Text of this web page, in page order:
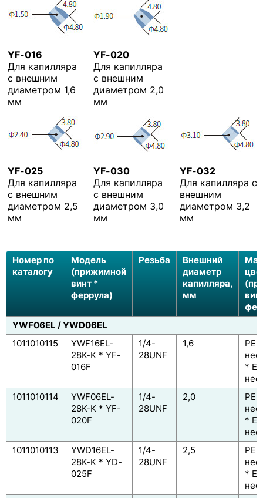
YF-016
Для капилляра
с внешним
диаметром 1,6
мм
YF-020
Для капилляра
с внешним
диаметром 2,0
мм
YF-025
Для капилляра
с внешним
диаметром 2,5
мм
YF-030
Для капилляра
с внешним
диаметром 3,0
мм
YF-032
Для капилляра с
внешним
диаметром 3,2
мм
Номер по
каталогу
Модель
(прижимной
винт *
феррула)
Резьба
Внешний
диаметр
капилляра,
мм
YWF06EL / YWD06EL
1011010115
YWF16EL-
28K-K * YF-
016F
1/4-
28UNF
1,6
*
1011010114
YWF06EL-
28K-K * YF-
020F
1/4-
28UNF
2,0
*
1011010113
YWD16EL-
28K-K * YD-
025F
1/4-
28UNF
2,5
*